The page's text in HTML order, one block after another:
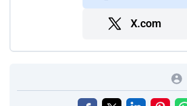
X.com